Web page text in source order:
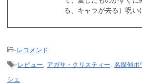
る、キャラが去る）呪い
-レコメンド
-レビュー, アガサ・クリスティー, 名探偵ポ
シェ